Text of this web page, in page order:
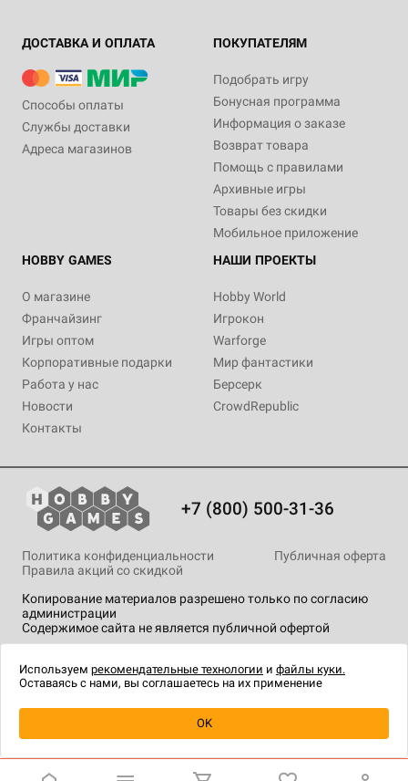
Уведомить о наличии
ДОСТАВКА И ОПЛАТА
Способы оплаты
Службы доставки
Адреса магазинов
ПОКУПАТЕЛЯМ
Подобрать игру
Бонусная программа
Информация о заказе
Возврат товара
Помощь с правилами
Архивные игры
Товары без скидки
Мобильное приложение
HOBBY GAMES
О магазине
Франчайзинг
Игры оптом
Корпоративные подарки
Работа у нас
Новости
Контакты
НАШИ ПРОЕКТЫ
Hobby World
Игрокон
Warforge
Мир фантастики
Берсерк
CrowdRepublic
+7 (800) 500-31-36
Копирование материалов разрешено только по согласию
администрации
Содержимое сайта не является публичной офертой
Политика конфиденциальности
Публичная оферта
Правила акций со скидкой
технологии.
Используем рекомендательные технологии и файлы куки.
Оставаясь с нами, вы соглашаетесь на их применение
OK